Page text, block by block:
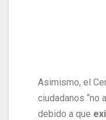
Asimismo, el
ciudadanos “no
debido a que